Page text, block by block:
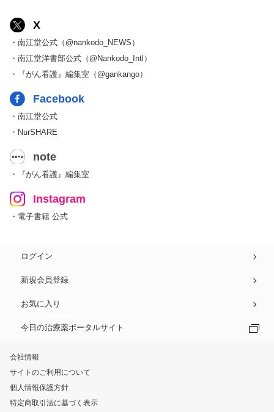
X
・南江堂公式（@nankodo_NEWS）
・南江堂洋書部公式（@Nankodo_Intl）
・『がん看護』編集室（@gankango）
Facebook
・南江堂公式
・NurSHARE
note
・『がん看護』編集室
Instagram
・電子書籍 公式
ログイン
新規会員登録
お気に入り
今日の治療薬ポータルサイト
会社情報
サイトのご利用について
個人情報保護方針
特定商取引法に基づく表示